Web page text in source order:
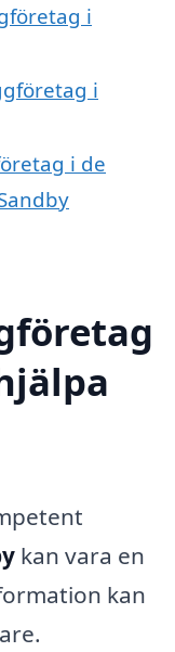
i
i
i de
kan vara en
kan